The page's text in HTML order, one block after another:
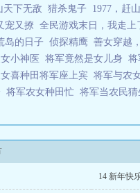
天下无敌 猎杀鬼子 1977，赶
宠又撩 全民游戏末日，我走上
岛的日子 侦探精鹰 善女穿越
小神医 将军竟然是女儿身 将
喜种田将军座上宾 将军与农
将军农女种田忙 将军当农民
14 新年快